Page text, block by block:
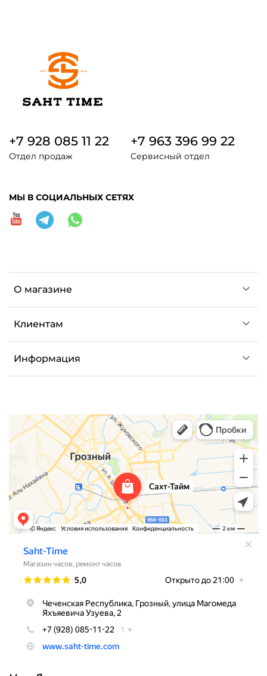
О магазине
Клиентам
Информация
+7 928 085 11 22
Отдел продаж
+7 963 396 99 22
Сервисный отдел
МЫ В СОЦИАЛЬНЫХ СЕТЯХ